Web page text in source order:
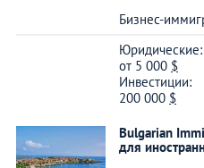
Бизнес-
Юридические:
от 5 000 $
Инвестиции:
200 000 $
Bulgarian
для